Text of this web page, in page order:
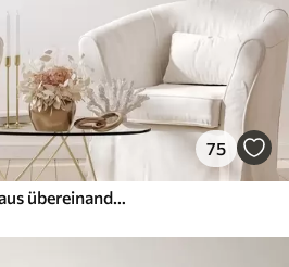
75
Abstrakte Komposition aus übereinanderliegenden Blättern, geschwungenen Formen in Schwarz, Weiß und Beige, strukturierte Kunst